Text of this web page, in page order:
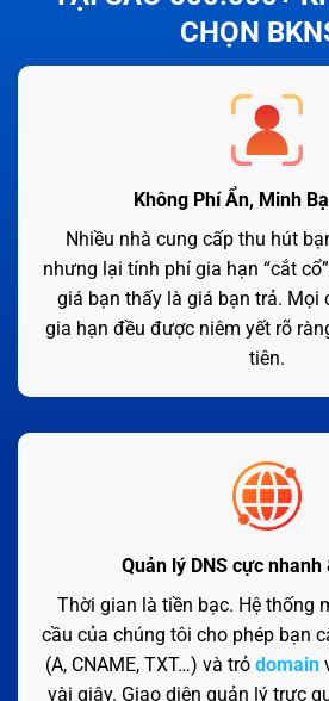
CHỌN
Không Phí Ẩn, Minh
Nhiều nhà cung cấp thu hút
nhưng lại tính phí gia hạn “cắt
giá bạn thấy là giá bạn trả. Mọi
gia hạn đều được niêm yết rõ
tiên.
Quản lý DNS cực nhanh
Thời gian là tiền bạc. Hệ thống
cầu của chúng tôi cho phép bạn
(A, CNAME, TXT…) và trỏ domain
vài giây. Giao diện quản lý trực